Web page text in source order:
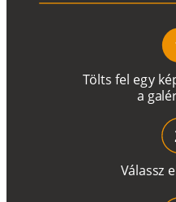
Tölts fel egy ké
a galé
Válassz e